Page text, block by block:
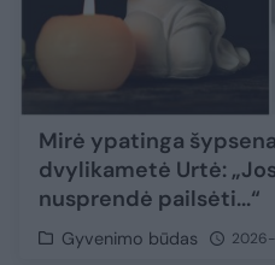
Mirė ypatinga
dvylikametė Urtė:
nusprendė pailsėti...“
Gyvenimo būdas